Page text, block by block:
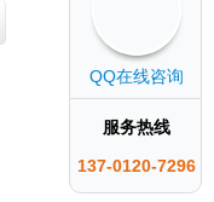
QQ在线咨询
服务热线
137-0120-7296